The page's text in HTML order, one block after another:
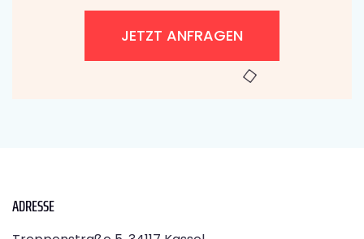
JETZT ANFRAGEN
ADRESSE